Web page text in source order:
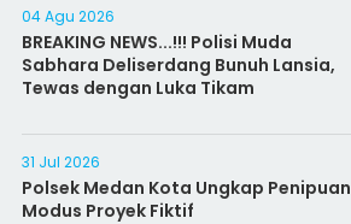
04 Agu 2026
BREAKING NEWS...!!! Polisi Muda
Sabhara Deliserdang Bunuh Lansia,
Tewas dengan Luka Tikam
31 Jul 2026
Polsek Medan Kota Ungkap Penipuan
Modus Proyek Fiktif